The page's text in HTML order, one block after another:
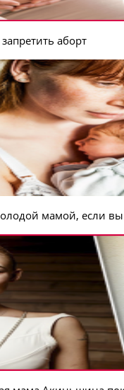
аборт
мамой, если